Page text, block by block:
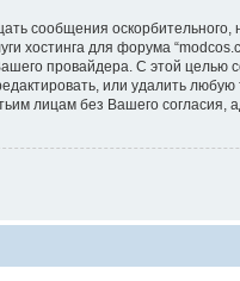
сообщения
хостинга для форума
провайдера. С этой
или удалить
лицам без Вашего согласия,